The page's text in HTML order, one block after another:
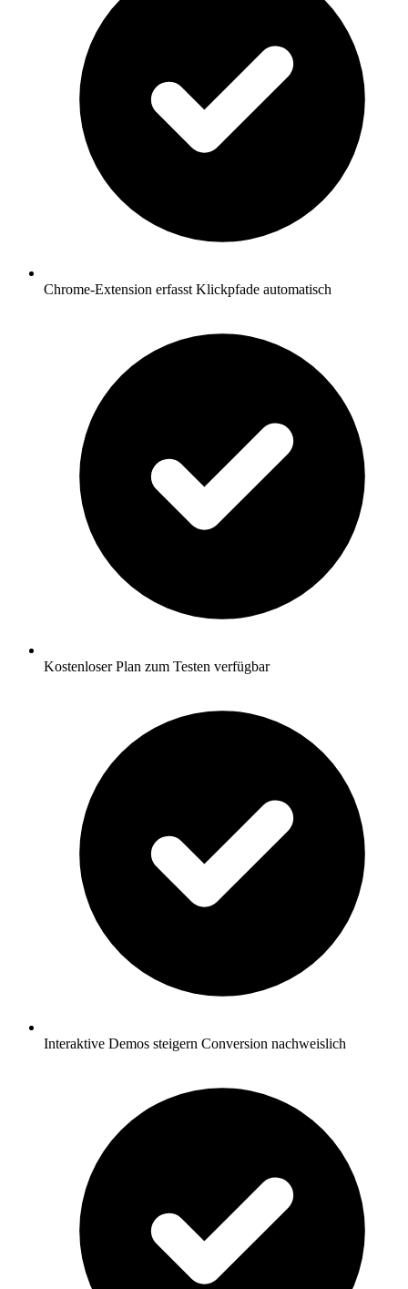
Chrome-Extension erfasst Klickpfade automatisch
Kostenloser Plan zum Testen verfügbar
Interaktive Demos steigern Conversion nachweislich